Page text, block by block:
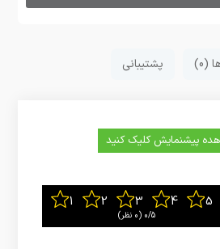
(0) پشتیبانی
پیشنمایش کلیک کنید
0/5 ‫(0 نظر)